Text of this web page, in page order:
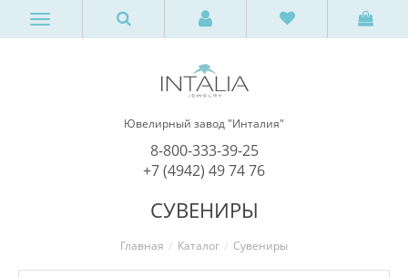
Ювелирный завод "Инталия"
8-800-333-39-25
+7 (4942) 49 74 76
СУВЕНИРЫ
Главная Каталог Сувениры